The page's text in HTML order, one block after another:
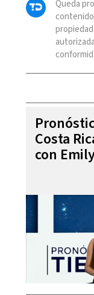
Queda
Costa
con